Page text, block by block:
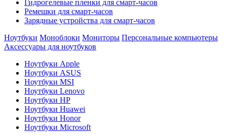
Гидрогелевые пленки для смарт-часов
Ремешки для смарт-часов
Зарядные устройства для смарт-часов
Ноутбуки Моноблоки Мониторы Персональные компьютеры
Аксессуары для ноутбуков
Ноутбуки Apple
Ноутбуки ASUS
Ноутбуки MSI
Ноутбуки Lenovo
Ноутбуки HP
Ноутбуки Huawei
Ноутбуки Honor
Ноутбуки Microsoft